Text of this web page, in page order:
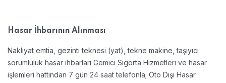
Hasar İhbarının Alınması
Nakliyat emtia, gezinti teknesi (yat), tekne makine, taşıyıcı
sorumluluk hasar ihbarları Gemici Sigorta Hizmetleri ve hasar
işlemleri hattından 7 gün 24 saat telefonla; Oto Dışı Hasar